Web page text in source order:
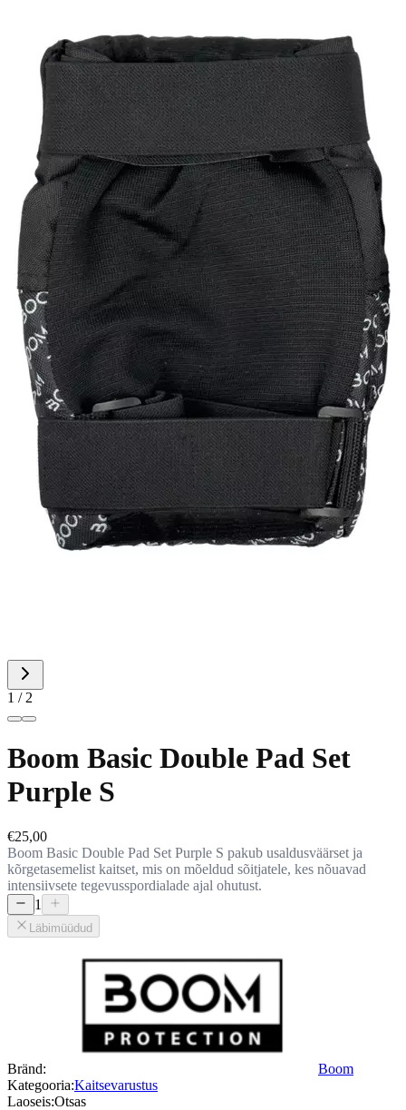
1 / 2
Boom Basic Double Pad Set
Purple S
€25,00
Boom Basic Double Pad Set Purple S pakub usaldusväärset ja
kõrgetasemelist kaitset, mis on mõeldud sõitjatele, kes nõuavad
intensiivsete tegevusspordialade ajal ohutust.
1
Läbimüüdud
Bränd:
Boom
Kategooria:Kaitsevarustus
Laoseis:Otsas